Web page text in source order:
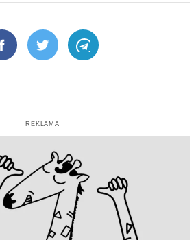
FacebookTwitter Telegram
REKLAMA